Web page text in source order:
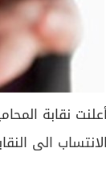
أعلنت نقابة
الانتساب الى